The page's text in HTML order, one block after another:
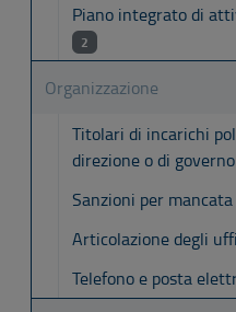
Piano integrato di
2
Organizzazione
Titolari di incarichi
direzione o di governo
Sanzioni per
Articolazione degli
Telefono e posta